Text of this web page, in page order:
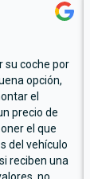
su coche por
opción,
el
precio de
el que
del vehículo
reciben una